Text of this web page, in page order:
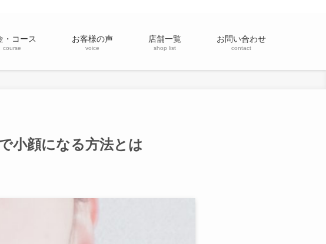
・コース
course
お客様の声
voice
店舗一覧
shop list
お問い合わせ
contact
小顔になる方法とは